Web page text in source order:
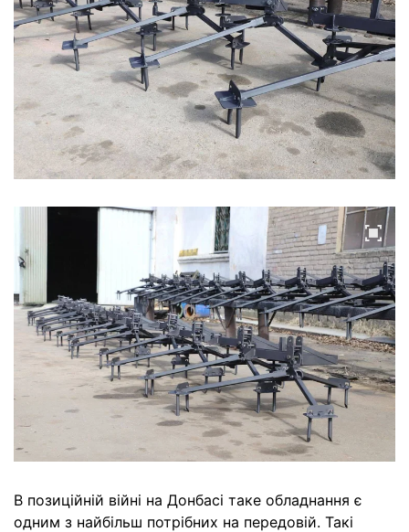
В позиційній війні на Донбасі таке обладнання є
одним з найбільш потрібних на передовій. Такі